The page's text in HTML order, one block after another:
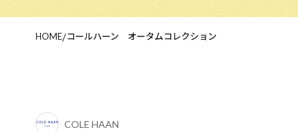
HOME/コールハーン オータムコレクション
COLE HAAN